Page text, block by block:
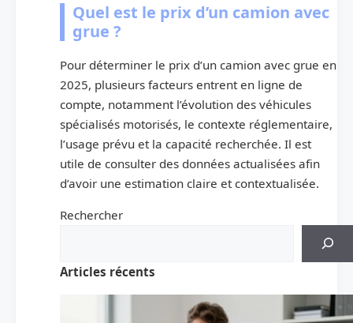
Quel est le prix d’un camion avec
grue ?
Pour déterminer le prix d’un camion avec grue en
2025, plusieurs facteurs entrent en ligne de
compte, notamment l’évolution des véhicules
spécialisés motorisés, le contexte réglementaire,
l’usage prévu et la capacité recherchée. Il est
utile de consulter des données actualisées afin
d’avoir une estimation claire et contextualisée.
Rechercher
Articles récents